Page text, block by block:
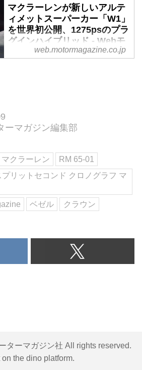
マクラーレンが新しいアルテ
ィメットスーパーカー「W1」
を世界初公開、1275psのプラ
グインハイブリッド - Webモ
ーターマガジン
を世界初公開した。「F1」
トモデルに位置づけられる。
「P1」が「ポジション1」を示し
ルド1」つまり世界チャンピオン
を示している。ワールドプレミア
ルディとマクラーレンがF1のドラ
web.motormagazine.co.jp
ーマガジン編集部
マクラーレン
RM 65-01
リットセコンド クロノグラフ マ
ベゼル
クラウン
ターマガジン社 All rights reserved.
on the dino platform.